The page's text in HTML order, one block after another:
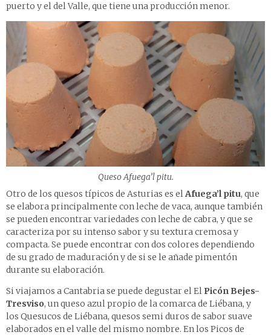
puerto y el del Valle, que tiene una producción menor.
Queso Afuega’l pitu.
Otro de los quesos típicos de Asturias es elAfuega’l pitu, que
se elabora principalmente con leche de vaca, aunque también
se pueden encontrar variedades con leche de cabra, y que se
caracteriza por su intenso sabor y su textura cremosa y
compacta. Se puede encontrar con dos colores dependiendo
de su grado de maduración y de si se le añade pimentón
durante su elaboración.
Si viajamos a Cantabria se puede degustar el El Picón Bejes-
Tresviso, un queso azul propio de la comarca de Liébana, y
los Quesucos de Liébana, quesos semi duros de sabor suave
elaborados en el valle del mismo nombre. En los Picos de